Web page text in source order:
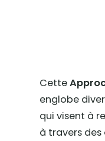
Cette
englobe
qui visent à
à travers